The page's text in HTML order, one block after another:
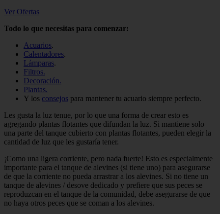
Ver Ofertas
Todo lo que necesitas para comenzar:
Acuarios.
Calentadores.
Lámparas.
Filtros.
Decoración.
Plantas.
Y los consejos para mantener tu acuario siempre perfecto.
Les gusta la luz tenue, por lo que una forma de crear esto es
agregando plantas flotantes que difundan la luz. Si mantiene solo
una parte del tanque cubierto con plantas flotantes, pueden elegir la
cantidad de luz que les gustaría tener.
¡Como una ligera corriente, pero nada fuerte! Esto es especialmente
importante para el tanque de alevines (si tiene uno) para asegurarse
de que la corriente no pueda arrastrar a los alevines. Si no tiene un
tanque de alevines / desove dedicado y prefiere que sus peces se
reproduzcan en el tanque de la comunidad, debe asegurarse de que
no haya otros peces que se coman a los alevines.